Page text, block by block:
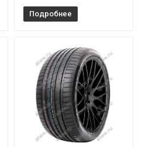
Подробнее